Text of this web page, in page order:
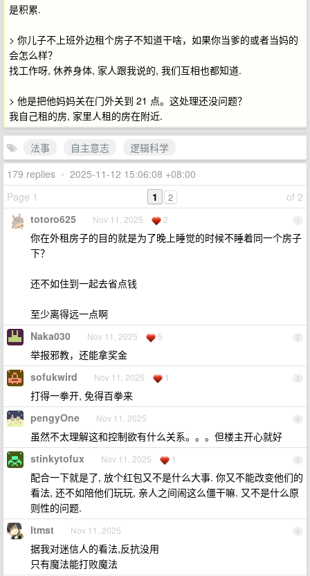
是积累.
> 你儿子不上班外边租个房子不知道干啥，如果你当爹的或者当妈的
会怎么样？
找工作呀, 休养身体, 家人跟我说的, 我们互相也都知道.
> 他是把他妈妈关在门外关到 21 点。这处理还没问题？
我自己租的房, 家里人租的房在附近.
法事 自主意志
逻辑科学
179 replies • 2025-11-12 15:06:08 +08:00
Page 1
of 2
1 2
1
totoro625 Nov 11, 2025 2
你在外租房子的目的就是为了晚上睡觉的时候不睡着同一个房子
下？
还不如住到一起去省点钱
至少离得远一点啊
2
Naka030 Nov 11, 2025 5
举报邪教，还能拿奖金
3
sofukwird Nov 11, 2025 1
打得一拳开, 免得百拳来
4
pengyOne Nov 11, 2025
虽然不太理解这和控制欲有什么关系。。。但楼主开心就好
5
stinkytofux Nov 11, 2025 1
配合一下就是了, 放个红包又不是什么大事. 你又不能改变他们的
看法, 还不如陪他们玩玩, 亲人之间闹这么僵干嘛. 又不是什么原
则性的问题.
6
ltmst Nov 11, 2025
据我对迷信人的看法,反抗没用
只有魔法能打败魔法